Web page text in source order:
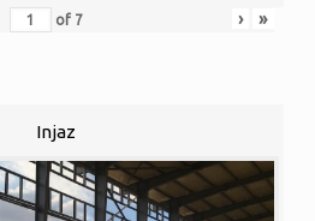
of 7 › »
Injaz